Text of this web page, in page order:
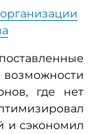
где нет
и сэкономил